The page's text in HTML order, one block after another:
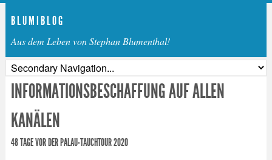
B L U M I B L O G
Aus dem Leben von Stephan Blumenthal!
INFORMATIONSBESCHAFFUNG AUF ALLEN
KANÄLEN
48 TAGE VOR DER PALAU-TAUCHTOUR 2020